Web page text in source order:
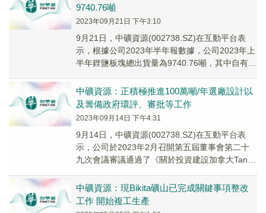
9740.76噸
2023年09月21日 下午3:10
9月21日，中礦資源(002738.SZ)在互動平台表
示，根據公司2023年半年報數據，公司2023年上
半年鋰鹽板塊總出貨量為9740.76噸，其中自有礦
中礦資源：正積極推進100萬噸/年選廠設計以
及籌備政府環評、審批等工作
2023年09月14日 下午4:31
9月14日，中礦資源(002738.SZ)在互動平台表
示，公司於2023年2月召開第五屆董事會第二十
九次會議審議通過了《關於投資建設加拿大Tanco
中礦資源：現Bikita礦山已完成關鍵事項整改
工作 開始複工生產